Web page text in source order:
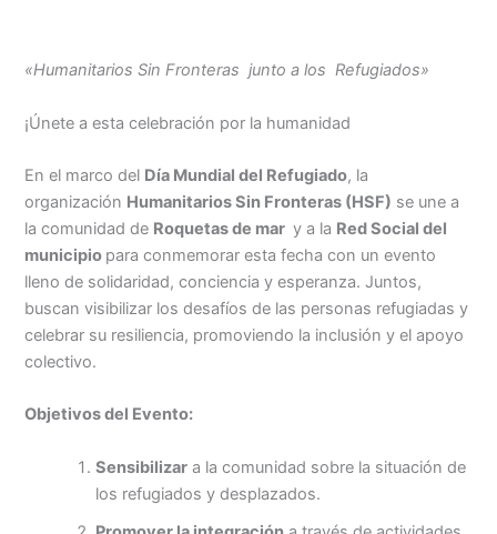
«Humanitarios Sin Fronteras junto a los Refugiados»
¡Únete a esta celebración por la humanidad
En el marco del Día Mundial del Refugiado, la
organización Humanitarios Sin Fronteras (HSF) se une a
la comunidad de Roquetas de mar y a la Red Social del
municipio para conmemorar esta fecha con un evento
lleno de solidaridad, conciencia y esperanza. Juntos,
buscan visibilizar los desafíos de las personas refugiadas y
celebrar su resiliencia, promoviendo la inclusión y el apoyo
colectivo.
Objetivos del Evento:
Sensibilizar a la comunidad sobre la situación de
los refugiados y desplazados.